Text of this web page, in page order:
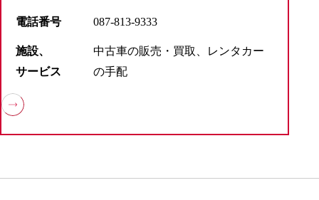
電話番号 087-813-9333
施設、
サービス
中古車の販売・買取、レンタカー
の手配